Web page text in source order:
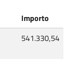
Importo
541.330,54